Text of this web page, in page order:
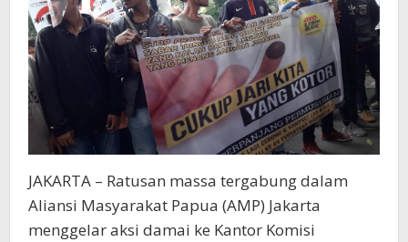
Indonesia
JAKARTA – Ratusan massa tergabung dalam
Aliansi Masyarakat Papua (AMP) Jakarta
menggelar aksi damai ke Kantor Komisi